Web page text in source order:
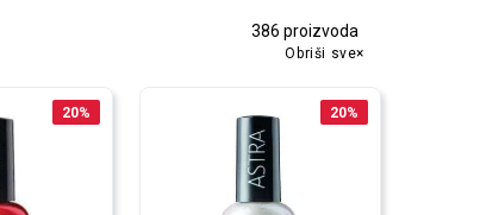
386 proizvoda
Obriši sve
20% 20%